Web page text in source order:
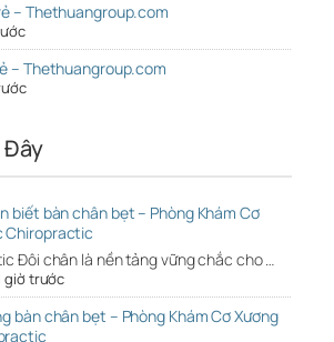
– Thethuangroup.com
– Thethuangroup.com
Đây
biết bàn chân bẹt – Phòng Khám Cơ
Chiropractic
Đôi chân là nền tảng vững chắc cho …
giờ trước
bàn chân bẹt – Phòng Khám Cơ Xương